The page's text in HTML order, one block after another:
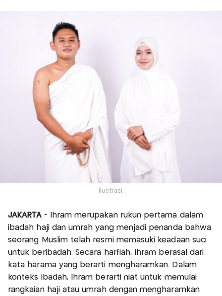
Ilustrasi.
JAKARTA - Ihram merupakan rukun pertama dalam
ibadah haji dan umrah yang menjadi penanda bahwa
seorang Muslim telah resmi memasuki keadaan suci
untuk beribadah. Secara harfiah, Ihram berasal dari
kata harama yang berarti mengharamkan. Dalam
konteks ibadah, Ihram berarti niat untuk memulai
rangkaian haji atau umrah dengan mengharamkan